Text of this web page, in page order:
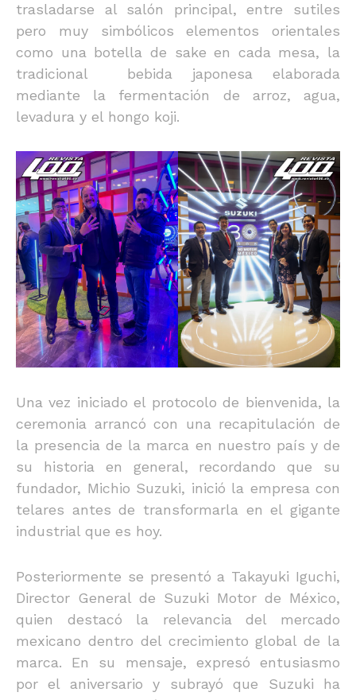
trasladarse al salón principal, entre sutiles
pero muy simbólicos elementos orientales
como una botella de sake en cada mesa, la
tradicional bebida japonesa elaborada
mediante la fermentación de arroz, agua,
levadura y el hongo koji.
Una vez iniciado el protocolo de bienvenida, la
ceremonia arrancó con una recapitulación de
la presencia de la marca en nuestro país y de
su historia en general, recordando que su
fundador, Michio Suzuki, inició la empresa con
telares antes de transformarla en el gigante
industrial que es hoy.
Posteriormente se presentó a Takayuki Iguchi,
Director General de Suzuki Motor de México,
quien destacó la relevancia del mercado
mexicano dentro del crecimiento global de la
marca. En su mensaje, expresó entusiasmo
por el aniversario y subrayó que Suzuki ha